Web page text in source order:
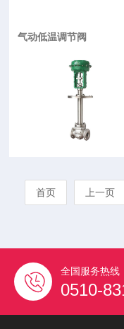
气动低温调节阀
首页 上一页
全国服务热线
0510-